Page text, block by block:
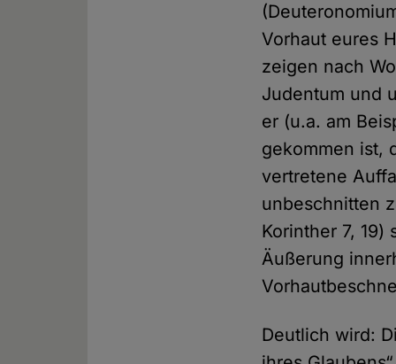
Vorhaut eures
zeigen nach
Judentum und
er (u.a. am
gekommen ist,
vertretene
unbeschnitten
Korinther 7,
Äußerung
Deutlich wird: